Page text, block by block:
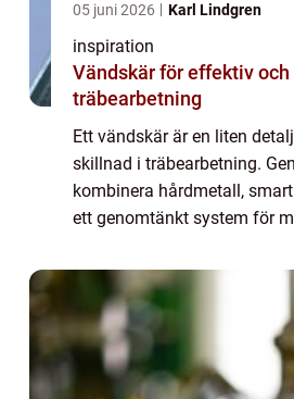
05 juni 2026 Karl Lindgren
inspiration
Vändskär för effektiv och
träbearbetning
Ett vändskär är en liten
skillnad i träbearbetning.
kombinera hårdmetall,
ett genomtänkt system för
och lägre totalkostnad över